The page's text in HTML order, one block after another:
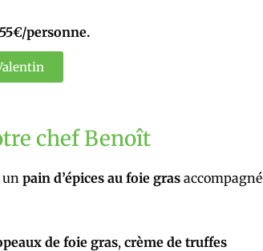
personne.
chef Benoît
un pain d’épices au foie gras accompagné
de foie gras, crème de truffes